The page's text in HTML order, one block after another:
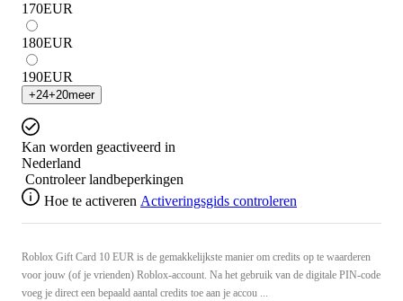
170EUR
180EUR
190EUR
+24+20meer
Kan worden geactiveerd in
Nederland
Controleer landbeperkingen
Hoe te activeren Activeringsgids controleren
Roblox Gift Card 10 EUR is de gemakkelijkste manier om credits op te waarderen
voor jouw (of je vrienden) Roblox-account. Na het gebruik van de digitale PIN-code
voeg je direct een bepaald aantal credits toe aan je accou ...